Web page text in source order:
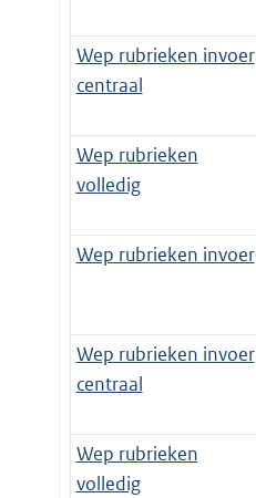
Wep rubrieken invoer
centraal
Wep rubrieken
volledig
Wep rubrieken invoer
Wep rubrieken invoer
centraal
Wep rubrieken
volledig